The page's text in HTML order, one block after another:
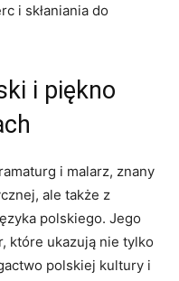
i skłaniania do⁤
⁣i piękno
i malarz, znany
ale także z‍
polskiego. Jego
które ukazują ⁣nie tylko
polskiej kultury‌ i